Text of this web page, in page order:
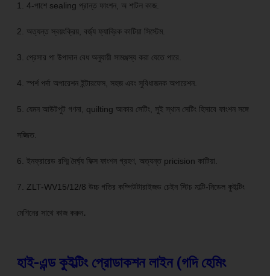
1. 4-পাশে sealing প্রান্ত ফাংশন, অ শাটল কাজ.
2. অত্যন্ত স্বয়ংক্রিয়, বর্জ্য ফ্যাব্রিক কাটিয়া সিস্টেম.
3. প্রেসার পা উপাদান বেধ অনুযায়ী সামঞ্জস্য করা যেতে পারে.
4. স্পর্শ পর্দা অপারেশন ইন্টারফেস, সহজ এবং সুবিধাজনক অপারেশন.
5. যেমন আউটপুট গণনা, quilting আকার সেটিং, সুই স্থান সেটিং হিসাবে ফাংশন সঙ্গে
সজ্জিত.
6. ইনফ্রারেড রশ্মি দৈর্ঘ্য ফিক্স ফাংশন গ্রহণ, অত্যন্ত pricision কাটিয়া.
7. ZLT-WV15/12/8 উচ্চ গতির কম্পিউটারাইজড চেইন স্টিচ মাল্টি-নিডেল কুইল্টিং
মেশিনের সাথে কাজ করুন.
হাই-এন্ড কুইল্টিং প্রোডাকশন লাইন (গদি হেমিং